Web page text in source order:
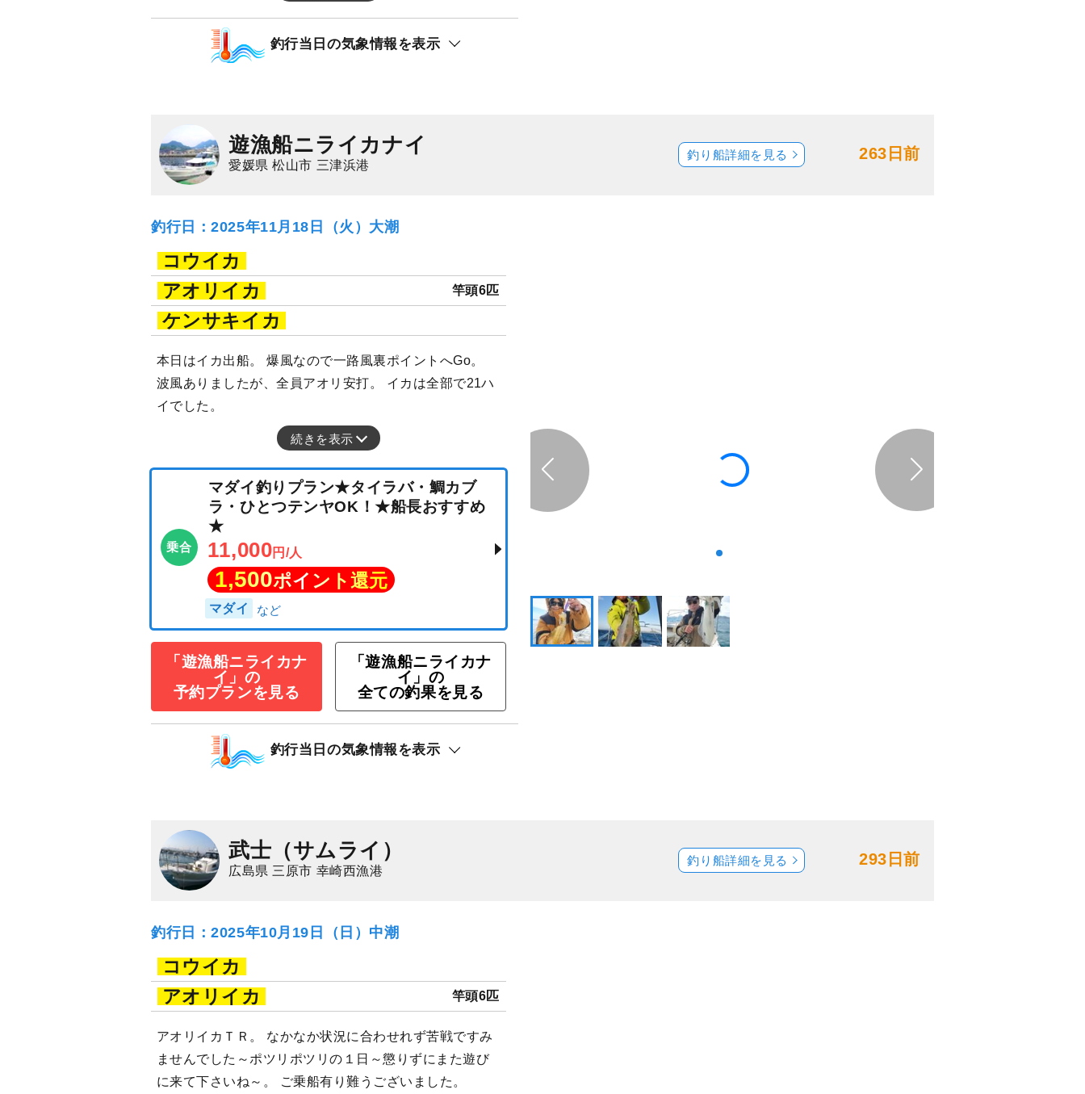
釣行当日の気象情報を表示
遊漁船ニライカナイ
愛媛県 松山市 三津浜港
263日前
釣り船詳細を見る
釣行日：2025年11月18日（火）大潮
コウイカ
アオリイカ
竿頭6匹
ケンサキイカ
本日はイカ出船。 爆風なので一路風裏ポイントへGo。
波風ありましたが、全員アオリ安打。 イカは全部で21ハ
イでした。
続きを表示
マダイ釣りプラン★タイラバ・鯛カブ
ラ・ひとつテンヤOK！★船長おすすめ
★
11,000 円/人
「遊漁船ニライカナ
イ」の
予約プランを見る
「遊漁船ニライカナ
イ」の
全ての釣果を見る
釣行当日の気象情報を表示
武士（サムライ）
広島県 三原市 幸崎西漁港
293日前
釣り船詳細を見る
釣行日：2025年10月19日（日）中潮
コウイカ
アオリイカ
竿頭6匹
アオリイカＴＲ。 なかなか状況に合わせれず苦戦ですみ
ませんでした～ポツリポツリの１日～懲りずにまた遊び
に来て下さいね～。 ご乗船有り難うございました。